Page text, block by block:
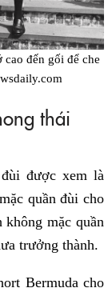
cao đến gối để che
thái
được xem là
quần đùi cho
mặc quần
trưởng thành.
Bermuda cho